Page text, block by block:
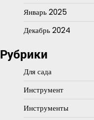
Январь 2025
Декабрь 2024
Рубрики
Для сада
Инструмент
Инструменты